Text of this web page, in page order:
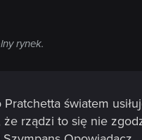
rynek.
Pratchetta światem
rządzi to się nie